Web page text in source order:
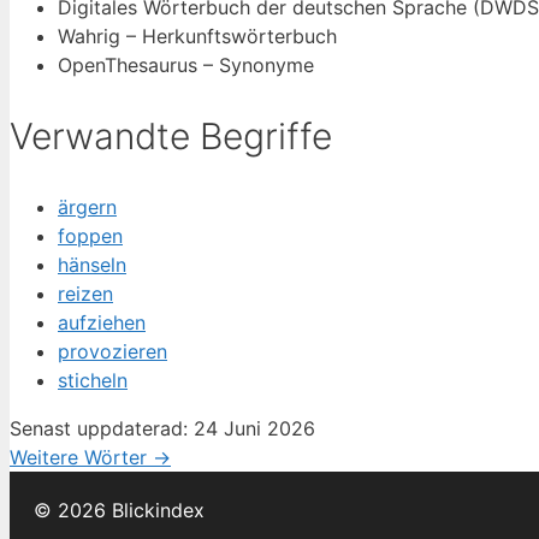
Digitales Wörterbuch der deutschen Sprache
Wahrig – Herkunftswörterbuch
OpenThesaurus – Synonyme
Verwandte Begriffe
ärgern
foppen
hänseln
reizen
aufziehen
provozieren
sticheln
Senast uppdaterad: 24 Juni 2026
Weitere Wörter →
© 2026 Blickindex